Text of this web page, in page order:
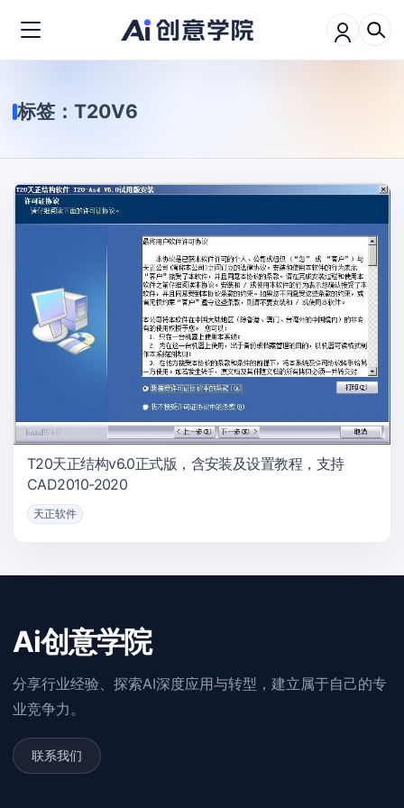
标签： T20V6
T20天正结构v6.0正式版，含安装及设置教程，支持
CAD2010-2020
天正软件
Ai创意学院
分享行业经验、探索AI深度应用与转型，建立属于自己的专
业竞争力。
联系我们